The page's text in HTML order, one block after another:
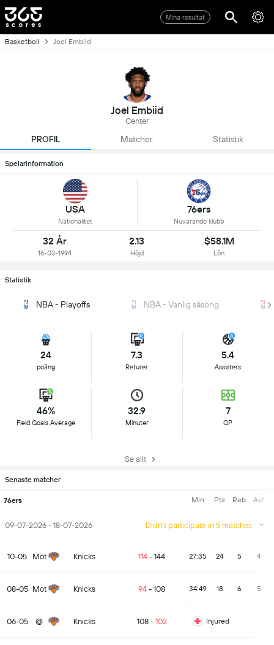
Mina resultat
Basketboll Joel Embiid
Joel Embiid
Center
PROFIL Matcher Statistik
Spelarinformation
USA
Nationalitet
76ers
Nuvarande klubb
32 År
16-03-1994
2.13
Höjd
$58.1M
Lön
Statistik
NBA - Playoffs NBA - Vanlig säsong
24
poäng
7.3
Returer
5.4
Assisters
46%
Field Goals Average
32.9
Minuter
7
GP
Se allt
Senaste matcher
76ers Min Pts Reb Ast
09-07-2026 - 18-07-2026 Didn't participate in 5 matches
10-05 Mot Knicks 114 - 144 27:35 24 5 4
08-05 Mot Knicks 94 - 108 34:49 18 6 5
06-05 @ Knicks 108- 102 Injured